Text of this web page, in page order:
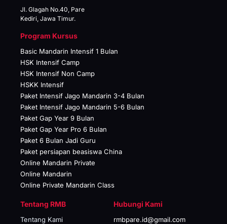
Jl. Glagah No.40, Pare
Kediri, Jawa Timur.
Program Kursus
Basic Mandarin Intensif 1 Bulan
HSK Intensif Camp
HSK Intensif Non Camp
HSKK Intensif
Paket Intensif Jago Mandarin 3-4 Bulan
Paket Intensif Jago Mandarin 5-6 Bulan
Paket Gap Year 9 Bulan
Paket Gap Year Pro 6 Bulan
Paket 6 Bulan Jadi Guru
Paket persiapan beasiswa China
Online Mandarin Private
Online Mandarin
Online Private Mandarin Class
Tentang RMB
Tentang Kami
Hubungi Kami
rmbpare.id@gmail.com